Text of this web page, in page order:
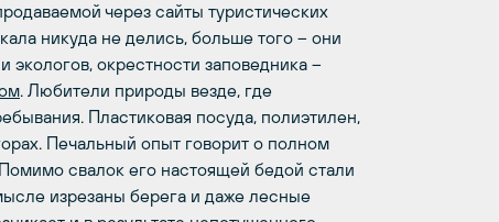
через сайты туристических
никуда не делись, больше того – они
окрестности заповедника –
. Любители природы везде, где
Пластиковая посуда, полиэтилен,
Печальный опыт говорит о полном
свалок его настоящей бедой стали
изрезаны берега и даже лесные